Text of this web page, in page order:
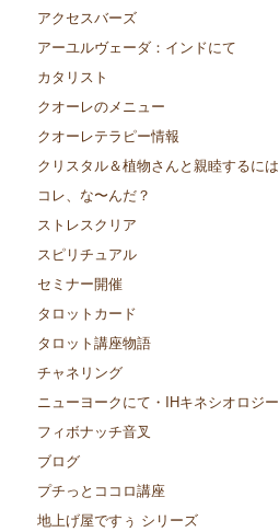
アクセスバーズ
アーユルヴェーダ：インドにて
カタリスト
クオーレのメニュー
クオーレテラピー情報
クリスタル＆植物さんと親睦するには
コレ、な〜んだ？
ストレスクリア
スピリチュアル
セミナー開催
タロットカード
タロット講座物語
チャネリング
ニューヨークにて・IHキネシオロジー
フィボナッチ音叉
ブログ
プチっとココロ講座
地上げ屋ですぅ シリーズ